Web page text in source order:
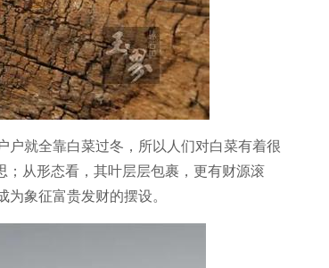
户就全靠白菜过冬，所以人们对白菜有着很
；从形态看，其叶层层包裹，更有财源滚
象征富贵发财的摆设。